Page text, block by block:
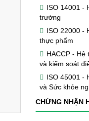
ISO 14001 -
trường
ISO 22000 -
thực phẩm
HACCP - Hệ
và kiểm soát
ISO 45001 -
và Sức khỏe
CHỨNG NHẬN